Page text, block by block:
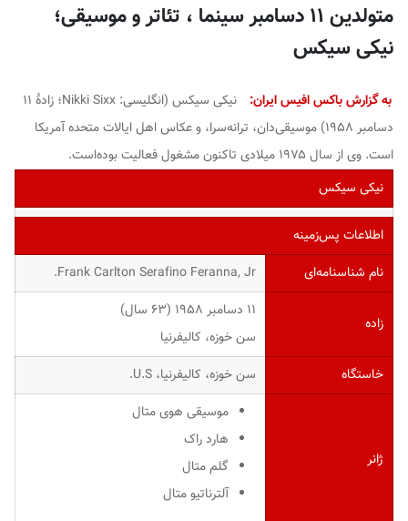
متولدین ۱۱ دسامبر سینما ، تئاتر و موسیقی؛
نیکی سیکس
به گزارش باکس افیس ایران:
نیکی سیکس (انگلیسی: Nikki Sixx؛ زادهٔ ۱۱
دسامبر ۱۹۵۸) موسیقی‌دان، ترانه‌سرا، و عکاس اهل ایالات متحده آمریکا
است. وی از سال ۱۹۷۵ میلادی تاکنون مشغول فعالیت بوده‌است.
نیکی سیکس
اطلاعات پس‌زمینه
نام شناسنامه‌ای
Frank Carlton Serafino Feranna, Jr.
زاده
۱۱ دسامبر ۱۹۵۸ ‏(۶۳ سال)
سن خوزه، کالیفرنیا
خاستگاه
سن خوزه، کالیفرنیا، U.S.
ژانر
موسیقی هوی متال
هارد راک
گلم متال
آلترناتیو متال